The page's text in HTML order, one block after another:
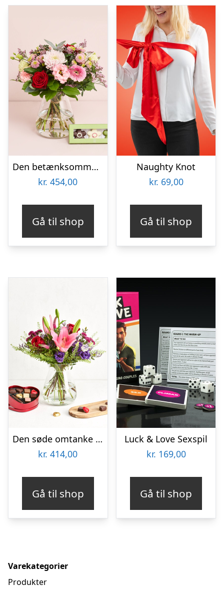
Den betænksomme med CHO CHO marcipanblomster
kr. 454,00
Gå til shop
Naughty Knot
kr. 69,00
Gå til shop
Den søde omtanke med hjerte med chokolade
kr. 414,00
Gå til shop
Luck & Love Sexspil
kr. 169,00
Gå til shop
Varekategorier
Produkter